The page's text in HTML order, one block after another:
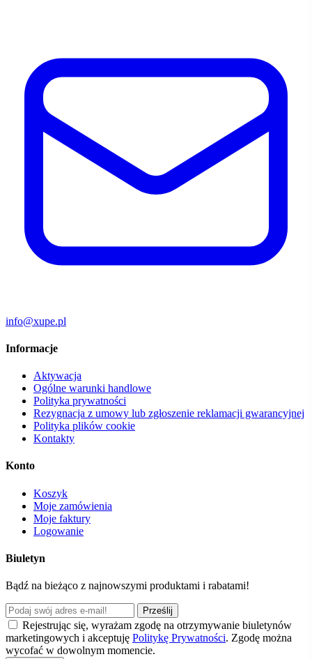
info@xupe.pl
Informacje
Aktywacja
Ogólne warunki handlowe
Polityka prywatności
Rezygnacja z umowy lub zgłoszenie reklamacji gwarancyjnej
Polityka plików cookie
Kontakty
Konto
Koszyk
Moje zamówienia
Moje faktury
Logowanie
Biuletyn
Bądź na bieżąco z najnowszymi produktami i rabatami!
Prześlij
Rejestrując się, wyrażam zgodę na otrzymywanie biuletynów
marketingowych i akceptuję Politykę Prywatności. Zgodę można
wycofać w dowolnym momencie.